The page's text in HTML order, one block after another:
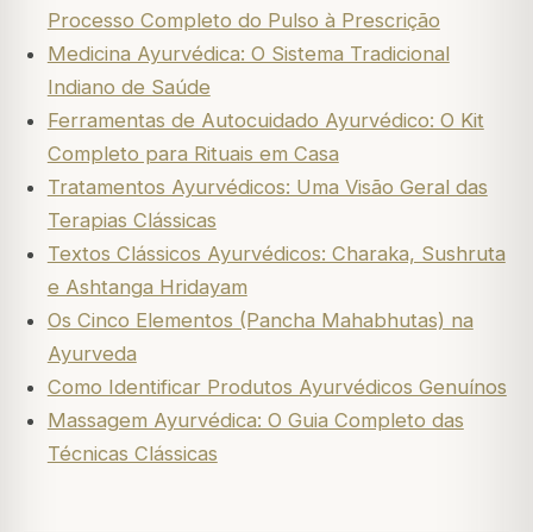
Processo Completo do Pulso à Prescrição
Medicina Ayurvédica: O Sistema Tradicional
Indiano de Saúde
Ferramentas de Autocuidado Ayurvédico: O Kit
Completo para Rituais em Casa
Tratamentos Ayurvédicos: Uma Visão Geral das
Terapias Clássicas
Textos Clássicos Ayurvédicos: Charaka, Sushruta
e Ashtanga Hridayam
Os Cinco Elementos (Pancha Mahabhutas) na
Ayurveda
Como Identificar Produtos Ayurvédicos Genuínos
Massagem Ayurvédica: O Guia Completo das
Técnicas Clássicas